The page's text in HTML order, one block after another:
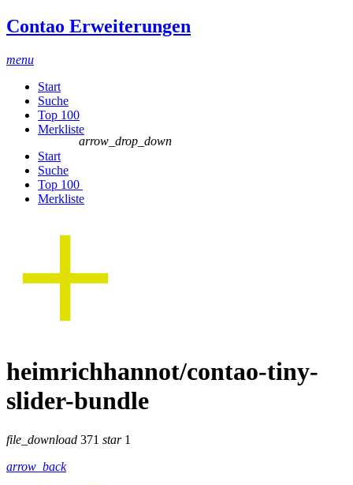
Contao Erweiterungen
menu
Start
Suche
Top 100
Merkliste
Start
Suche
Top 100
arrow_drop_down
Merkliste
heimrichhannot/contao-tiny-
slider-bundle
file_download 371 star1
arrow_back